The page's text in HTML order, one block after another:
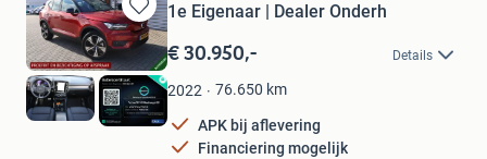
Bewaren
in
Mijn
Favorieten
1e Eigenaar | Dealer Onderh
€ 30.950,- Details
2022 76.650 km
APK bij aflevering
Financiering mogelijk